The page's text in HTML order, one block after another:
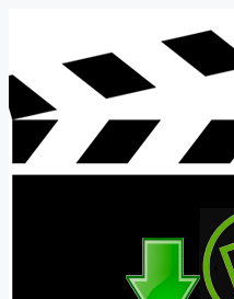
content